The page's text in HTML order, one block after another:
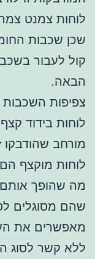
לוחות צמנט
שכן שכבות
קול לעבור
הבאה.
צפיפות
לוחות בידוד
מורחב שהודבקו
לוחות מוקצף
מה שהופך אותם
שהם מסוגלים
מאפשרים את
ללא קשר לסוג